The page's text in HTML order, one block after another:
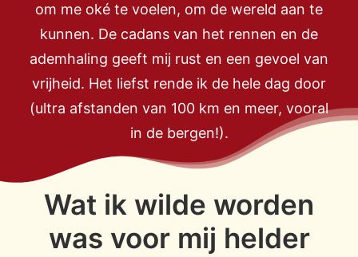
om me oké te voelen, om de wereld aan te
kunnen. De cadans van het rennen en de
ademhaling geeft mij rust en een gevoel van
vrijheid. Het liefst rende ik de hele dag door
(ultra afstanden van 100 km en meer, vooral
in de bergen!).
Wat ik wilde worden
was voor mij helder